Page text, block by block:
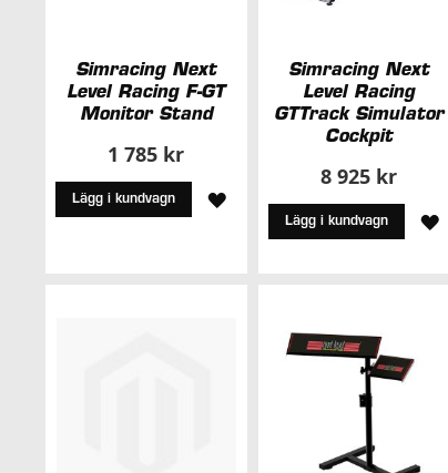
Simracing Next
Level Racing F-GT
Monitor Stand
1 785 kr
Lägg i kundvagn
LÄGG
Simracing Next
Level Racing
GTTrack Simulator
Cockpit
8 925 kr
Lägg i kundvagn